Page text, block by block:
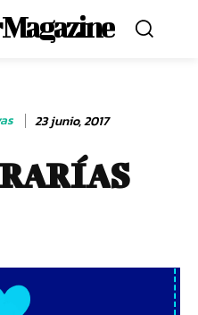
Magazine
23 junio, 2017